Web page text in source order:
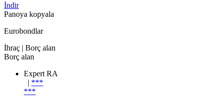
İndir
Panoya kopyala
Eurobondlar
İhraç | Borç alan
Borç alan
Expert RA
| ***
***